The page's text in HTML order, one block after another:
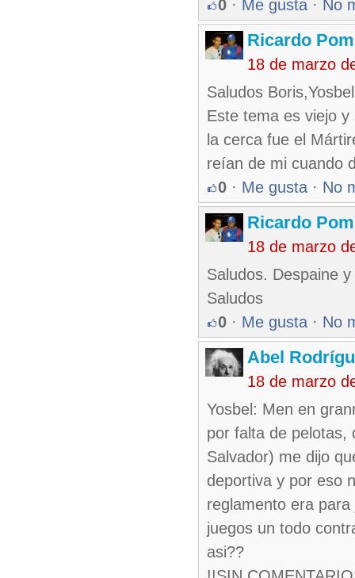
0 · Me gusta · No
Ricardo
18 de marzo
Saludos
Este tema es viejo
la cerca fue el
reían de mi cuando
0 · Me gusta · No
Ricardo
18 de marzo
Saludos. Despaine
Saludos
0 · Me gusta · No
Abel
18 de marzo
Yosbel: Men en
por falta de pelotas,
Salvador) me dijo
deportiva y por eso
reglamento era
juegos un todo
asi??